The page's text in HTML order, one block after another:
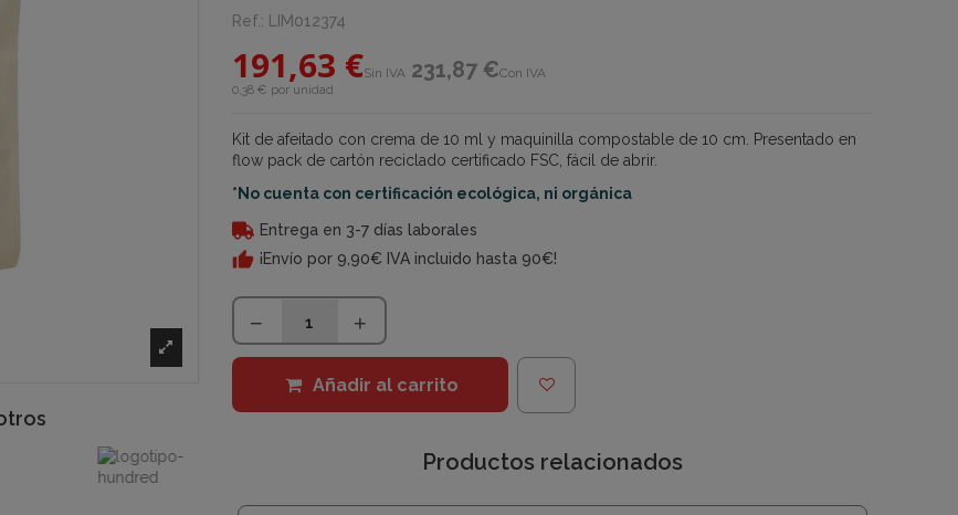
Ref.: LIM012374
191,63 €Sin IVA 231,87 €Con IVA
0,38 € por unidad
Kit de afeitado con crema de 10 ml y maquinilla compostable de 10 cm. Presentado en
flow pack de cartón reciclado certificado FSC, fácil de abrir.
* No cuenta con certificación ecológica, ni orgánica
Entrega en 3-7 días laborales
¡Envío por 9,90€ IVA incluido hasta 90€!
Añadir al carrito
Productos relacionados